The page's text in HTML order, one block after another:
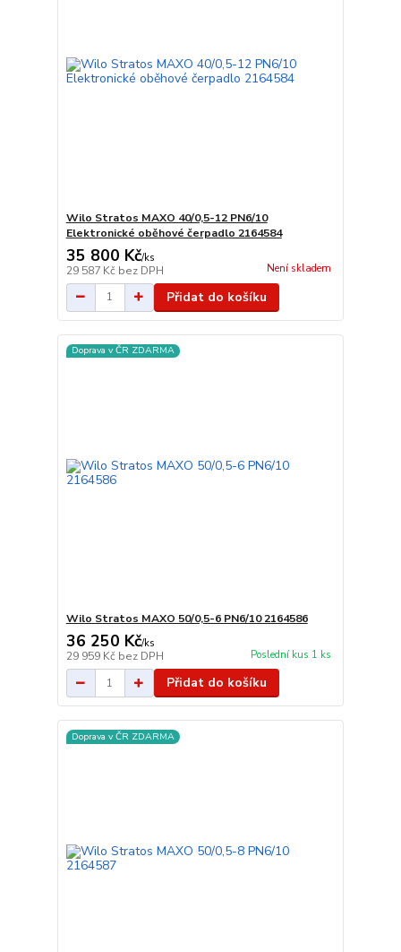
Wilo Stratos MAXO 40/0,5-12 PN6/10
Elektronické oběhové čerpadlo 2164584
35 800 Kč/ks
29 587 Kč bez DPH Není skladem
Přidat do košíku
Doprava v ČR ZDARMA
Wilo Stratos MAXO 50/0,5-6 PN6/10 2164586
36 250 Kč/ks
29 959 Kč bez DPH Poslední kus 1 ks
Přidat do košíku
Doprava v ČR ZDARMA